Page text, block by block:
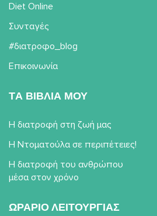
Diet Online
Συνταγές
#διατροφο_blog
Επικοινωνία
TΑ ΒΙΒΛΙΑ ΜΟΥ
Η διατροφή στη ζωή μας
Η Ντοματούλα σε περιπέτειες!
Η διατροφή του ανθρώπου
μέσα στον χρόνο
ΩΡΑΡΙΟ ΛΕΙΤΟΥΡΓΙΑΣ